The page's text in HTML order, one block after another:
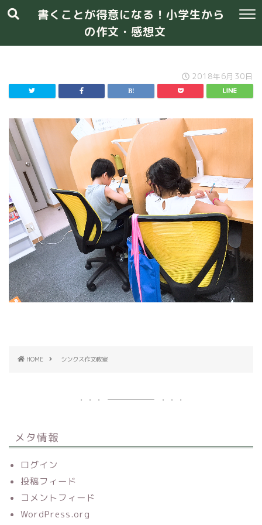
書くことが得意になる！小学生から
の作文・感想文
2018年6月30日
HOME シンクス作文教室
メタ情報
ログイン
投稿フィード
コメントフィード
WordPress.org